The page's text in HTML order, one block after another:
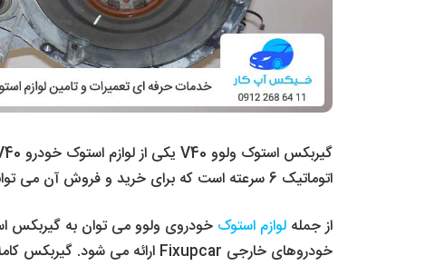
اتوماتیک 6 سرعته است که برای خرید و فروش آن می توانید از این مجموعه اقدام کنید. این گیربکس وی 40 با ضمانت کامل فیکس آپ کار ارائه می شود.
از جمله لوازم استوک
خودروهای خارجی Fixupcar ارائه می شود. گیربکس کاملاً اورجینال و سالم و در حد می باشد و بصورت وارداتی است.